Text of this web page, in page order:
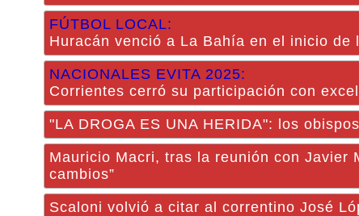
FÚTBOL LOCAL:
Huracán venció a La Bahía en el inicio de
NACIONALES EVITA 2025:
Corrientes cerró su participación con
"LA DROGA ES UNA HERIDA": los
Mauricio Macri, tras la reunión con Javier
cambios”
Scaloni volvió a citar al correntino José